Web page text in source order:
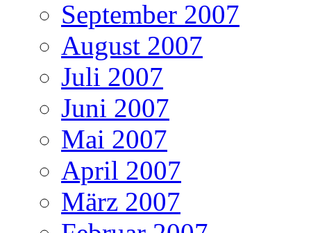
September 2007
August 2007
Juli 2007
Juni 2007
Mai 2007
April 2007
März 2007